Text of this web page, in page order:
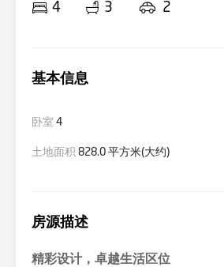
4 3 2
基本信息
卧室 4
土地面积 828.0 平方米(大约)
房源描述
精彩设计，卓越生活区位